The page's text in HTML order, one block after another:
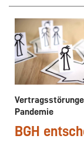
Pandemie
BGH